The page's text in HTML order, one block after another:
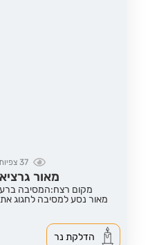
37
מאור
מקום רצח:המסיבה
מאור נסע למסיבה לחגוג
הדלקת נר